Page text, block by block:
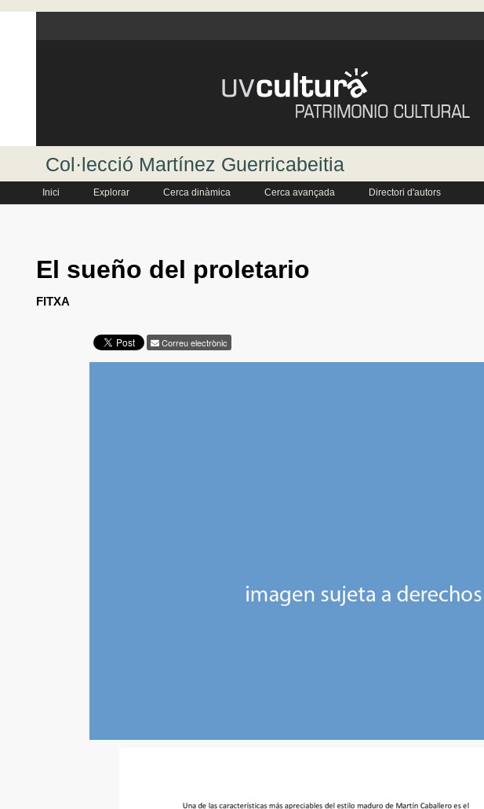
Col·lecció Martínez Guerricabeitia
Inici Explorar Cerca dinàmica Cerca avançada Directori d'autors
El sueño del proletario
FITXA
Correu electrònic